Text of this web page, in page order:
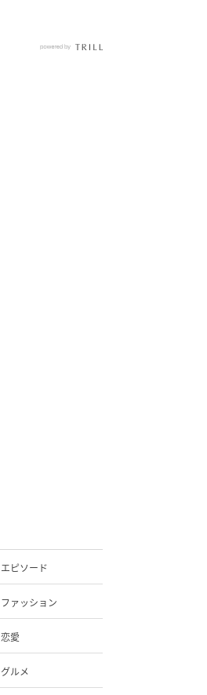
エピソード
ファッション
恋愛
グルメ